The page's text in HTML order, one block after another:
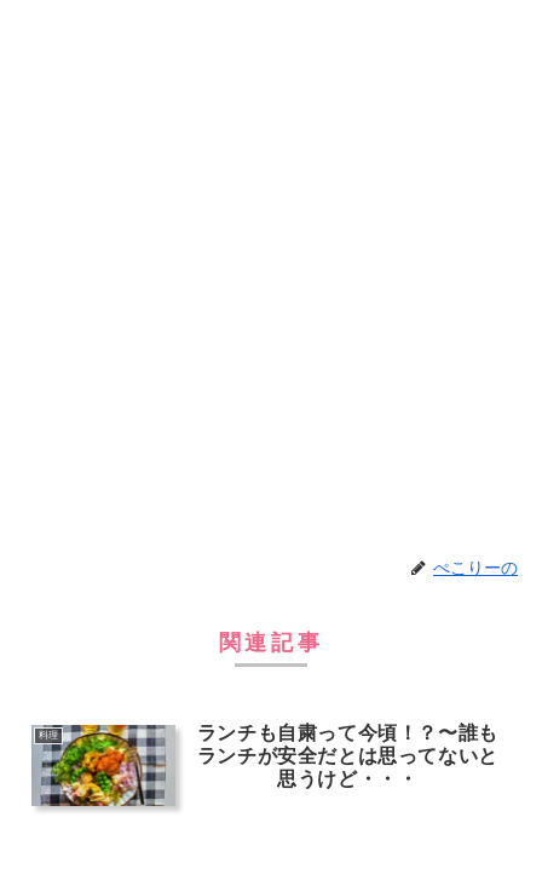
ぺこりーの
関連記事
料理
ランチも自粛って今頃！？〜誰も
ランチが安全だとは思ってないと
思うけど・・・